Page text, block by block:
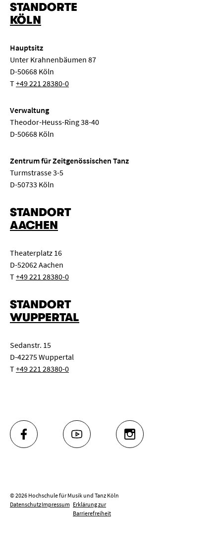
STANDORTE
KÖLN
Hauptsitz
Unter Krahnenbäumen 87
D-50668 Köln
T+49 221 28380-0
Verwaltung
Theodor-Heuss-Ring 38-40
D-50668 Köln
Zentrum für Zeitgenössischen Tanz
Turmstrasse 3-5
D-50733 Köln
STANDORT
AACHEN
Theaterplatz 16
D-52062 Aachen
T+49 221 28380-0
STANDORT
WUPPERTAL
Sedanstr. 15
D-42275 Wuppertal
T+49 221 28380-0
FACEBOOK YOUTUBE INSTAGRAM
© 2026 Hochschule für Musik und Tanz Köln
DatenschutzImpressum Erklärung zur
Barrierefreiheit